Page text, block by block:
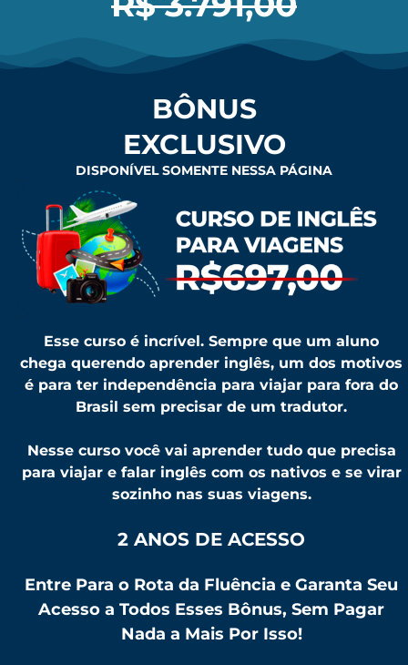
BÔNUS
EXCLUSIVO
DISPONÍVEL SOMENTE NESSA PÁGINA
Esse curso é incrível. Sempre que um aluno
chega querendo aprender inglês, um dos motivos
é para ter independência para viajar para fora do
Brasil sem precisar de um tradutor.
Nesse curso você vai aprender tudo que precisa
para viajar e falar inglês com os nativos e se virar
sozinho nas suas viagens.
2 ANOS DE ACESSO
Entre Para o Rota da Fluência e Garanta Seu
Acesso a Todos Esses Bônus, Sem Pagar
Nada a Mais Por Isso!